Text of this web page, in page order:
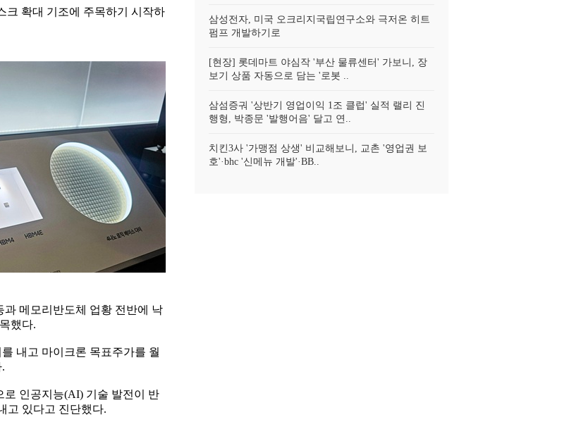
크 확대 기조에 주목하기 시작하
메모리반도체 업황 전반에 낙
했다.
내고 마이크론 목표주가를 월
로 인공지능(AI) 기술 발전이 반
고 있다고 진단했다.
삼성전자, 미국 오크리지국립연구소와 극저온 히트
펌프 개발하기로
[현장] 롯데마트 야심작 '부산 물류센터' 가보니, 장
보기 상품 자동으로 담는 '로봇 ..
삼섬증궈 '상반기 영업이익 1조 클럽' 실적 랠리 진
행형, 박종문 '발행어음' 달고 연..
치킨3사 '가맹점 상생' 비교해보니, 교촌 '영업권 보
호'·bhc '신메뉴 개발'·BB..